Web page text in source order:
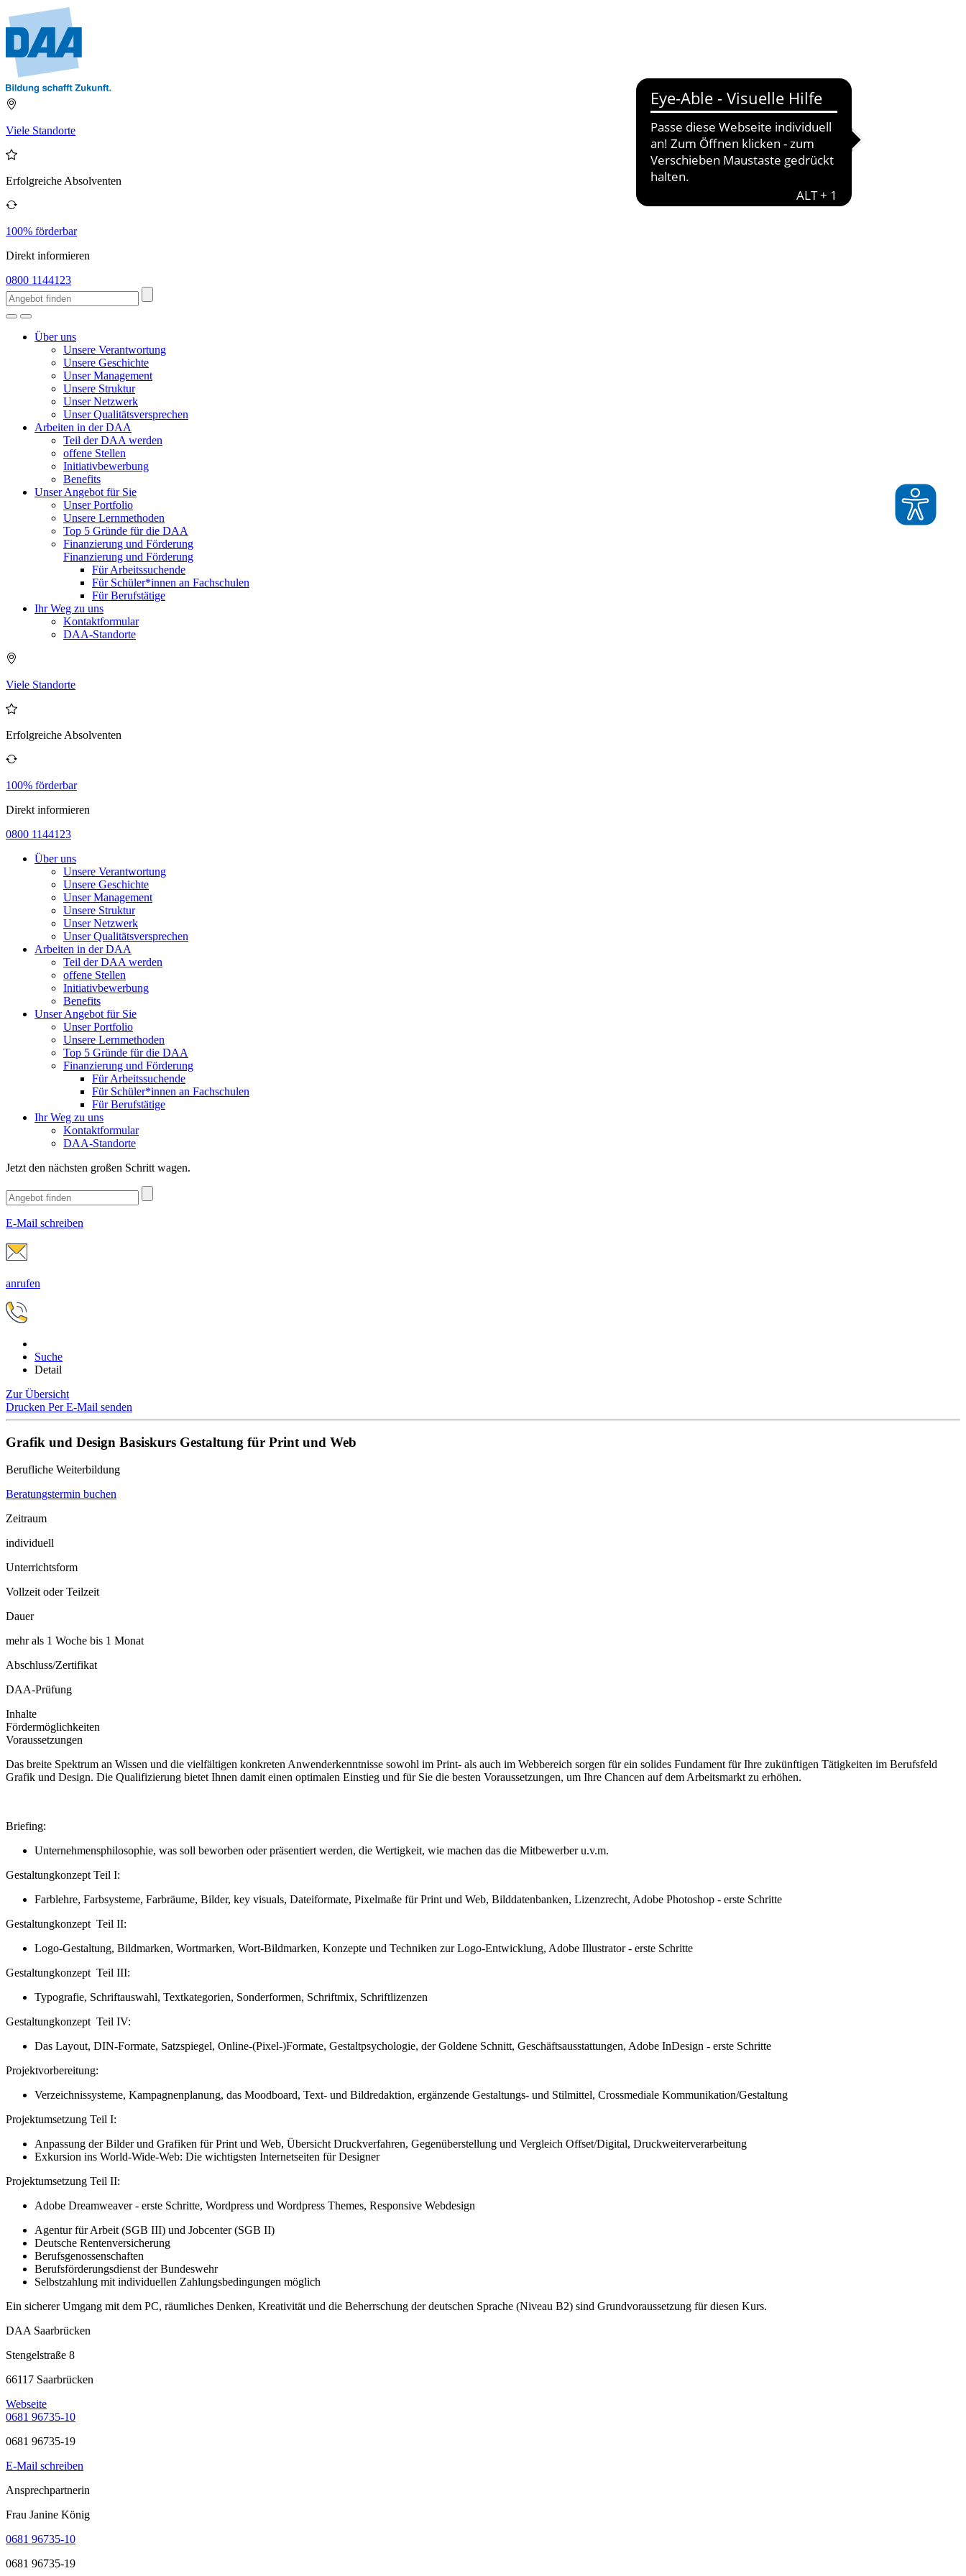
Viele Standorte
Erfolgreiche Absolventen
100% förderbar
Direkt informieren
0800 1144123
Über uns
Unsere Verantwortung
Unsere Geschichte
Unser Management
Unsere Struktur
Unser Netzwerk
Unser Qualitätsversprechen
Arbeiten in der DAA
Teil der DAA werden
offene Stellen
Initiativbewerbung
Benefits
Unser Angebot für Sie
Unser Portfolio
Unsere Lernmethoden
Top 5 Gründe für die DAA
Finanzierung und Förderung
Finanzierung und Förderung
Für Arbeitssuchende
Für Schüler*innen an Fachschulen
Für Berufstätige
Ihr Weg zu uns
Kontaktformular
DAA-Standorte
Viele Standorte
Erfolgreiche Absolventen
100% förderbar
Direkt informieren
0800 1144123
Über uns
Unsere Verantwortung
Unsere Geschichte
Unser Management
Unsere Struktur
Unser Netzwerk
Unser Qualitätsversprechen
Arbeiten in der DAA
Teil der DAA werden
offene Stellen
Initiativbewerbung
Benefits
Unser Angebot für Sie
Unser Portfolio
Unsere Lernmethoden
Top 5 Gründe für die DAA
Finanzierung und Förderung
Für Arbeitssuchende
Für Schüler*innen an Fachschulen
Für Berufstätige
Ihr Weg zu uns
Kontaktformular
DAA-Standorte
Jetzt den nächsten großen Schritt wagen.
E-Mail schreiben
anrufen
Suche
Detail
Zur Übersicht
Drucken Per E-Mail senden
Grafik und Design Basiskurs Gestaltung für Print und Web
Berufliche Weiterbildung
Beratungstermin buchen
Zeitraum
individuell
Unterrichtsform
Vollzeit oder Teilzeit
Dauer
mehr als 1 Woche bis 1 Monat
Abschluss/Zertifikat
DAA-Prüfung
Inhalte
Fördermöglichkeiten
Voraussetzungen
Das breite Spektrum an Wissen und die vielfältigen konkreten Anwenderkenntnisse sowohl im Print- als auch im Webbereich sorgen für ein solides Fundament für Ihre zukünftigen Tätigkeiten im Berufsfeld
Grafik und Design. Die Qualifizierung bietet Ihnen damit einen optimalen Einstieg und für Sie die besten Voraussetzungen, um Ihre Chancen auf dem Arbeitsmarkt zu erhöhen.
Briefing:
Unternehmensphilosophie, was soll beworben oder präsentiert werden, die Wertigkeit, wie machen das die Mitbewerber u.v.m.
Gestaltungkonzept Teil I:
Farblehre, Farbsysteme, Farbräume, Bilder, key visuals, Dateiformate, Pixelmaße für Print und Web, Bilddatenbanken, Lizenzrecht, Adobe Photoshop - erste Schritte
Gestaltungkonzept Teil II:
Logo-Gestaltung, Bildmarken, Wortmarken, Wort-Bildmarken, Konzepte und Techniken zur Logo-Entwicklung, Adobe Illustrator - erste Schritte
Gestaltungkonzept Teil III:
Typografie, Schriftauswahl, Textkategorien, Sonderformen, Schriftmix, Schriftlizenzen
Gestaltungkonzept Teil IV:
Das Layout, DIN-Formate, Satzspiegel, Online-(Pixel-)Formate, Gestaltpsychologie, der Goldene Schnitt, Geschäftsausstattungen, Adobe InDesign - erste Schritte
Projektvorbereitung:
Verzeichnissysteme, Kampagnenplanung, das Moodboard, Text- und Bildredaktion, ergänzende Gestaltungs- und Stilmittel, Crossmediale Kommunikation/Gestaltung
Projektumsetzung Teil I:
Anpassung der Bilder und Grafiken für Print und Web, Übersicht Druckverfahren, Gegenüberstellung und Vergleich Offset/Digital, Druckweiterverarbeitung
Exkursion ins World-Wide-Web: Die wichtigsten Internetseiten für Designer
Projektumsetzung Teil II:
Adobe Dreamweaver - erste Schritte, Wordpress und Wordpress Themes, Responsive Webdesign
Agentur für Arbeit (SGB III) und Jobcenter (SGB II)
Deutsche Rentenversicherung
Berufsgenossenschaften
Berufsförderungsdienst der Bundeswehr
Selbstzahlung mit individuellen Zahlungsbedingungen möglich
Ein sicherer Umgang mit dem PC, räumliches Denken, Kreativität und die Beherrschung der deutschen Sprache (Niveau B2) sind Grundvoraussetzung für diesen Kurs.
DAA Saarbrücken
Stengelstraße 8
66117 Saarbrücken
Webseite
0681 96735-10
0681 96735-19
E-Mail schreiben
Ansprechpartnerin
Frau Janine König
0681 96735-10
0681 96735-19